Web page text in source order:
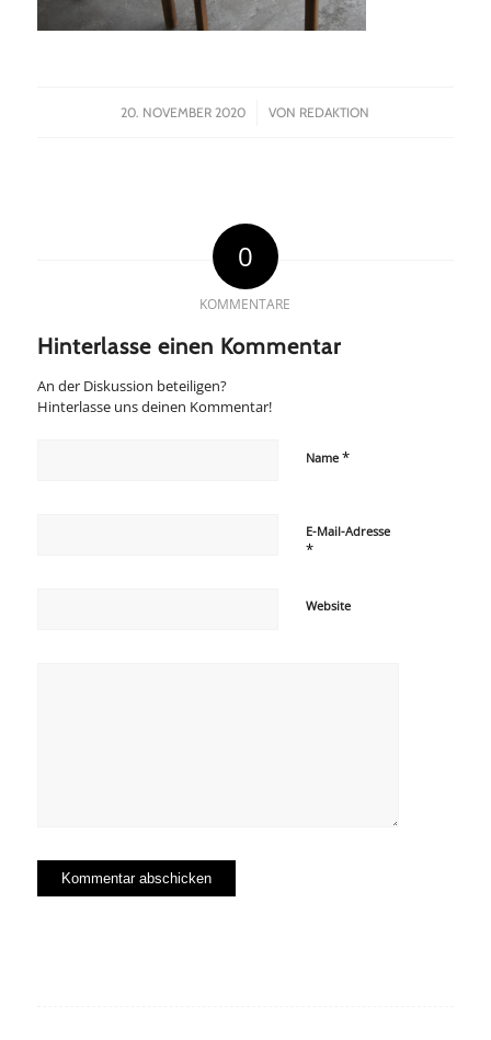
20. NOVEMBER 2020
/ VON REDAKTION
0
KOMMENTARE
Hinterlasse einen Kommentar
An der Diskussion beteiligen?
Hinterlasse uns deinen Kommentar!
Name *
E-Mail-Adresse
*
Website